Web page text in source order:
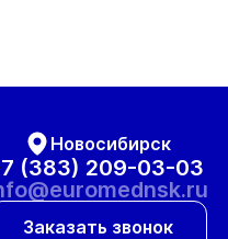
Новосибирск
(383) 209-03-03
Заказать звонок